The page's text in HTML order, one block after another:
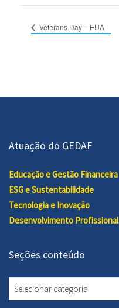
Veterans Day – EUA
Atuação do GEDAF
Educação e Gestão Financeira
ESG e Sustentabilidade
Tecnologia e Inovação
Desenvolvimento Profissional
Seções conteúdo
Seções
conteúdo